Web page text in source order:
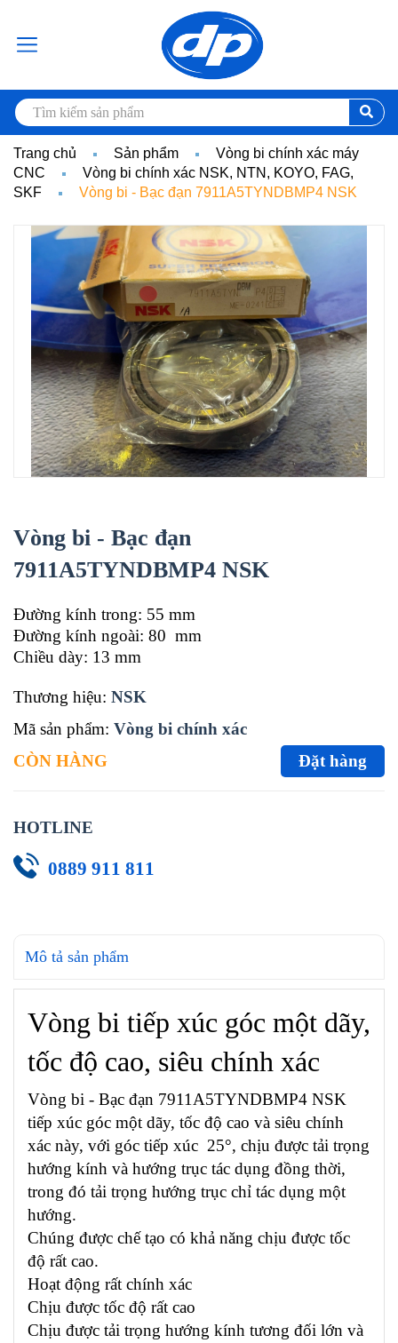
Trang chủ Sản phẩm
Vòng bi chính xác máy
CNC
Vòng bi chính xác NSK, NTN, KOYO, FAG,
SKF
Vòng bi - Bạc đạn 7911A5TYNDBMP4 NSK
Vòng bi - Bạc đạn
7911A5TYNDBMP4 NSK
Đường kính trong: 55 mm
Đường kính ngoài: 80 mm
Chiều dày: 13 mm
Thương hiệu: NSK
Mã sản phẩm: Vòng bi chính xác
CÒN HÀNG
Đặt hàng
HOTLINE
0889 911 811
Mô tả sản phẩm
Vòng bi tiếp xúc góc một dãy,
tốc độ cao, siêu chính xác
Vòng bi - Bạc đạn 7911A5TYNDBMP4 NSK
tiếp xúc góc một dãy, tốc độ cao và siêu chính
xác này, với góc tiếp xúc 25°, chịu được tải trọng
hướng kính và hướng trục tác dụng đồng thời,
trong đó tải trọng hướng trục chỉ tác dụng một
hướng.
Chúng được chế tạo có khả năng chịu được tốc
độ rất cao.
Hoạt động rất chính xác
Chịu được tốc độ rất cao
Chịu được tải trọng hướng kính tương đối lớn và